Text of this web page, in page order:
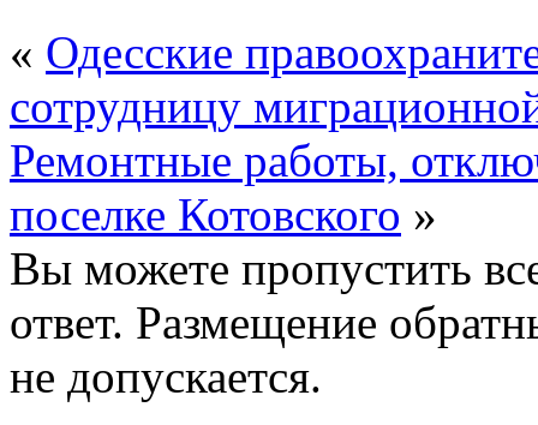
« Одесские
сотрудницу
Ремонтные работы,
поселке Котовского »
Вы можете пропустить
ответ. Размещение
не допускается.